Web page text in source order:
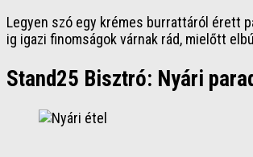
Legyen szó egy krémes burrattáról érett
ig igazi finomságok várnak rád, mielőtt
Stand25 Bisztró: Nyári